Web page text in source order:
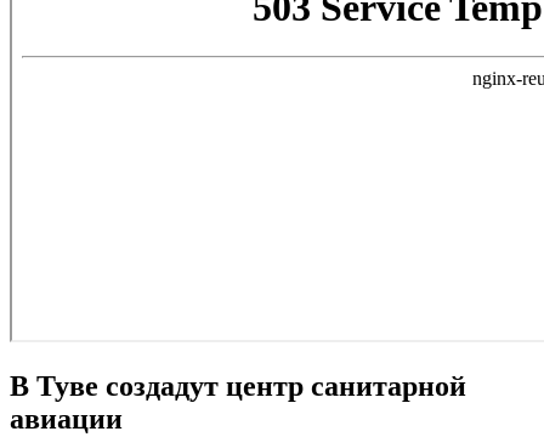
В Туве создадут центр санитарной
авиации